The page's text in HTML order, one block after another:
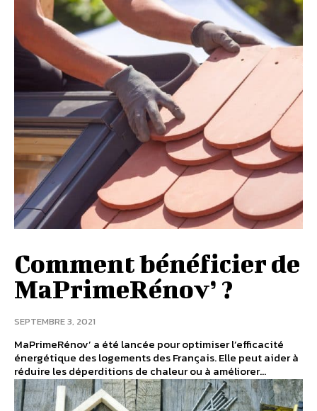
Comment bénéficier de
MaPrimeRénov’ ?
SEPTEMBRE 3, 2021
MaPrimeRénov’ a été lancée pour optimiser l’efficacité
énergétique des logements des Français. Elle peut aider à
réduire les déperditions de chaleur ou à améliorer...